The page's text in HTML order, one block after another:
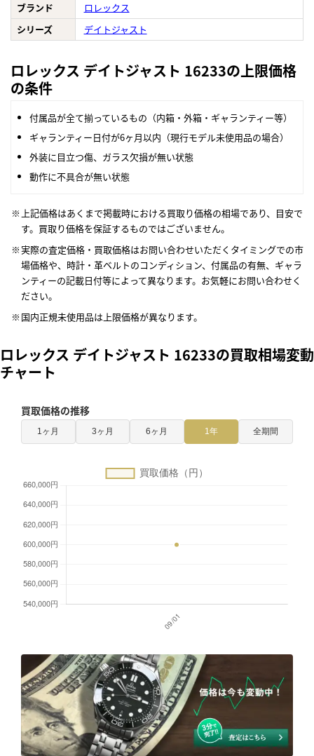
ブランド
ロレックス
シリーズ
デイトジャスト
ロレックス デイトジャスト 16233の上限価格
の条件
付属品が全て揃っているもの（内箱・外箱・ギャランティー等）
ギャランティー日付が6ヶ月以内（現行モデル未使用品の場合）
外装に目立つ傷、ガラス欠損が無い状態
動作に不具合が無い状態
上記価格はあくまで掲載時における買取り価格の相場であり、目安で
す。買取り価格を保証するものではございません。
実際の査定価格・買取価格はお問い合わせいただくタイミングでの市
場価格や、時計・革ベルトのコンディション、付属品の有無、ギャラ
ンティーの記載日付等によって異なります。お気軽にお問い合わせく
ださい。
国内正規未使用品は上限価格が異なります。
ロレックス デイトジャスト 16233の買取相場変動
チャート
買取価格の推移
1ヶ月 3ヶ月 6ヶ月 1年 全期間